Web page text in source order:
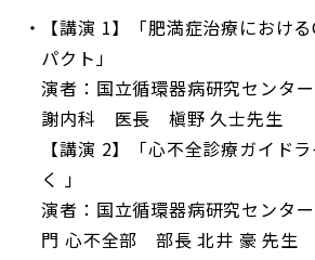
【講演 1】「肥満症治療におけ
パクト」
演者：国立循環器病研究センタ
謝内科 医長 槇野 久士先生
【講演 2】「心不全診療ガイド
く 」
演者：国立循環器病研究センタ
門 心不全部 部長 北井 豪 先生